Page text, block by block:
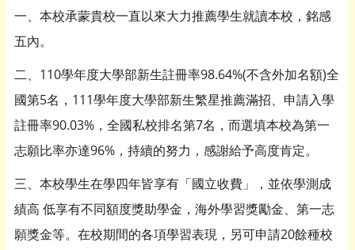
一、本校承蒙貴校一直以來大力推薦學生就讀本校，銘感
五內。
二、110學年度大學部新生註冊率98.64%(不含外加名額)全
國第5名，111學年度大學部新生繁星推薦滿招、申請入學
註冊率90.03%，全國私校排名第7名，而選填本校為第一
志願比率亦達96%，持續的努力，感謝給予高度肯定。
三、本校學生在學四年皆享有「國立收費」，並依學測成
績高 低享有不同額度獎助學金，海外學習獎勵金、第一志
願獎金等。在校期間的各項學習表現，另可申請20餘種校